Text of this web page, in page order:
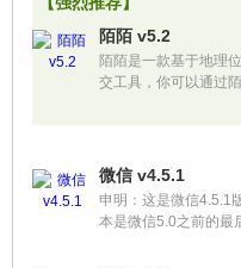
陌陌 v5.2
陌陌是一款基于地理
交工具，你可以通过
瓣),方便人与人之间更
的联系。
微信 v4.5.1
申明：这是微信4.5.1
本是微信5.0之前的最